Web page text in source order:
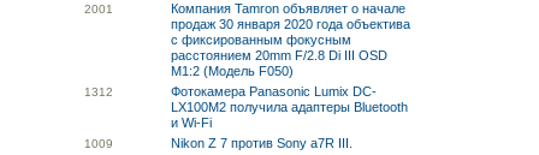
2001
Компания Tamron объявляет о начале
продаж 30 января 2020 года объектива
с фиксированным фокусным
расстоянием 20mm F/2.8 Di III OSD
M1:2 (Модель F050)
1312
Фотокамера Panasonic Lumix DC-
LX100M2 получила адаптеры Bluetooth
и Wi-Fi
1009 Nikon Z 7 против Sony a7R III.